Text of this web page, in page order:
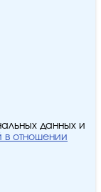
данных и
в отношении